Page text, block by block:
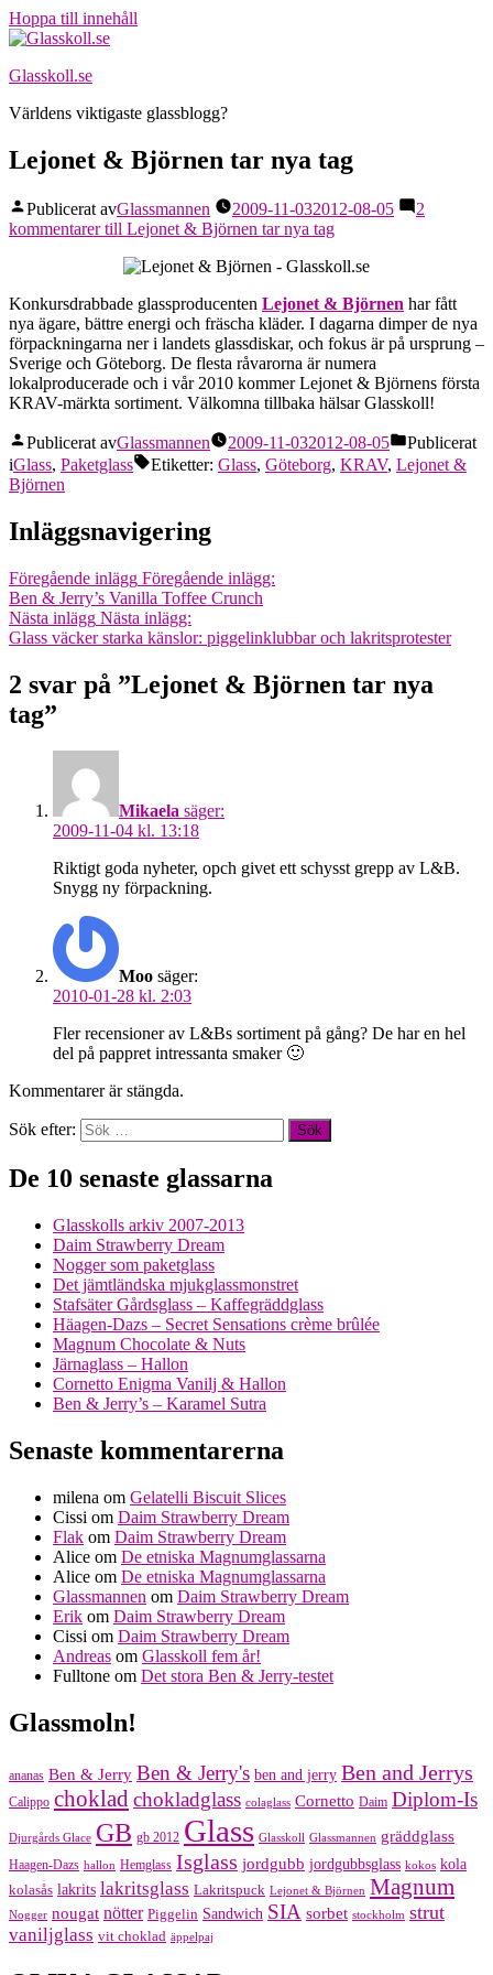
Hoppa till innehåll
Glasskoll.se
Världens viktigaste glassblogg?
Lejonet & Björnen tar nya tag
Publicerat avGlassmannen 2009-11-032012-08-05
2
kommentarertill Lejonet & Björnen tar nya tag
Konkursdrabbade glassproducenten Lejonet & Björnen har fått
nya ägare, bättre energi och fräscha kläder. I dagarna dimper de nya
förpackningarna ner i landets glassdiskar, och fokus är på ursprung –
Sverige och Göteborg. De flesta råvarorna är numera
lokalproducerade och i vår 2010 kommer Lejonet & Björnens första
KRAV-märkta sortiment. Välkomna tillbaka hälsar Glasskoll!
Publicerat avGlassmannen 2009-11-032012-08-05
Publicerat
iGlass, Paketglass Etiketter: Glass, Göteborg, KRAV, Lejonet &
Björnen
Inläggsnavigering
Föregående inlägg Föregående inlägg:
Ben & Jerry’s Vanilla Toffee Crunch
Nästa inlägg Nästa inlägg:
Glass väcker starka känslor: piggelinklubbar och lakritsprotester
2 svar på ”Lejonet & Björnen tar nya
tag”
Mikaela säger:
2009-11-04 kl. 13:18
Riktigt goda nyheter, opch givet ett schysst grepp av L&B.
Snygg ny förpackning.
Moo säger:
2010-01-28 kl. 2:03
Fler recensioner av L&Bs sortiment på gång? De har en hel
del på pappret intressanta smaker 🙂
Kommentarer är stängda.
Sök efter:
De 10 senaste glassarna
Glasskolls arkiv 2007-2013
Daim Strawberry Dream
Nogger som paketglass
Det jämtländska mjukglassmonstret
Stafsäter Gårdsglass – Kaffegräddglass
Häagen-Dazs – Secret Sensations crème brûlée
Magnum Chocolate & Nuts
Järnaglass – Hallon
Cornetto Enigma Vanilj & Hallon
Ben & Jerry’s – Karamel Sutra
Senaste kommentarerna
milena om Gelatelli Biscuit Slices
Cissi om Daim Strawberry Dream
Flak om Daim Strawberry Dream
Alice om De etniska Magnumglassarna
Alice om De etniska Magnumglassarna
Glassmannen om Daim Strawberry Dream
Erik om Daim Strawberry Dream
Cissi om Daim Strawberry Dream
Andreas om Glasskoll fem år!
Fulltone om Det stora Ben & Jerry-testet
Glassmoln!
ananas Ben & Jerry Ben & Jerry's ben and jerry Ben and Jerrys
Calippo choklad chokladglass colaglass Cornetto Daim Diplom-Is
Djurgårds Glace GB gb 2012 Glass Glasskoll Glassmannen gräddglass
Haagen-Dazs hallon Hemglass Isglass jordgubb jordgubbsglass kokos kola
kolasås lakrits lakritsglass Lakritspuck Lejonet & Björnen Magnum
Nogger nougat nötter Piggelin Sandwich SIA sorbet stockholm strut
vaniljglass vit choklad äppelpaj